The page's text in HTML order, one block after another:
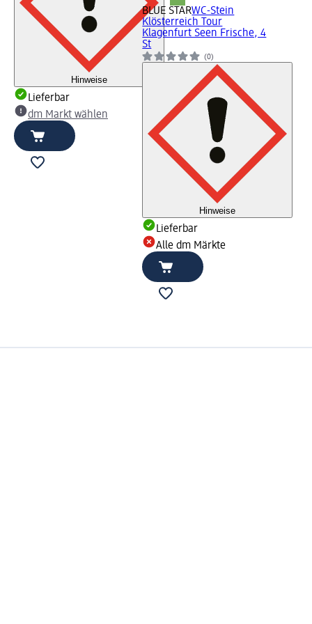
Hinweise
Lieferbar
dm Markt wählen
BLUE STARWC-Stein
Klösterreich Tour
Klagenfurt Seen Frische, 4
St
(0)
Hinweise
Lieferbar
Alle dm Märkte